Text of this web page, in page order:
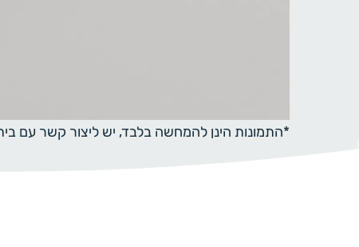
*התמונות הינן להמחשה בלבד, יש ליצור קשר עם